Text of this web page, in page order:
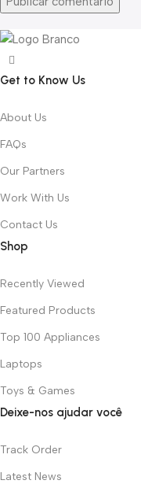
Get to Know Us
About Us
FAQs
Our Partners
Work With Us
Contact Us
Shop
Recently Viewed
Featured Products
Top 100 Appliances
Laptops
Toys & Games
Deixe-nos ajudar você
Track Order
Latest News